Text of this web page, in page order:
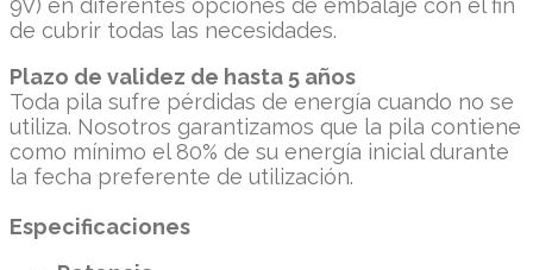
de cubrir todas las necesidades.
Plazo de validez de hasta 5 años
Toda pila sufre pérdidas de energía cuando no se
utiliza. Nosotros garantizamos que la pila contiene
como mínimo el 80% de su energía inicial durante
la fecha preferente de utilización.
Especificaciones